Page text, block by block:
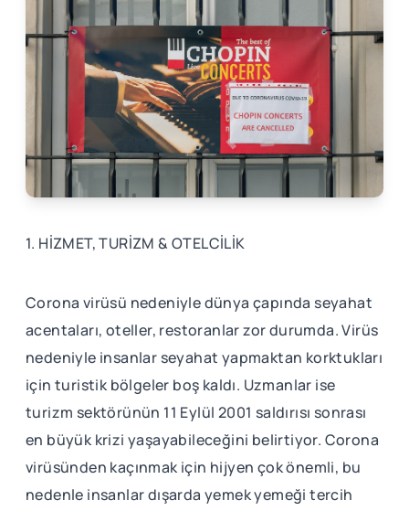
1. HİZMET, TURİZM & OTELCİLİK
Corona virüsü nedeniyle dünya çapında seyahat
acentaları, oteller, restoranlar zor durumda. Virüs
nedeniyle insanlar seyahat yapmaktan korktukları
için turistik bölgeler boş kaldı. Uzmanlar ise
turizm sektörünün 11 Eylül 2001 saldırısı sonrası
en büyük krizi yaşayabileceğini belirtiyor. Corona
virüsünden kaçınmak için hijyen çok önemli, bu
nedenle insanlar dışarda yemek yemeği tercih